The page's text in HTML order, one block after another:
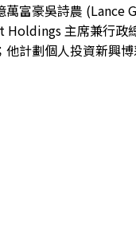
萬富豪吳詩農 (Lance
主席兼行政
他計劃個人投資新興